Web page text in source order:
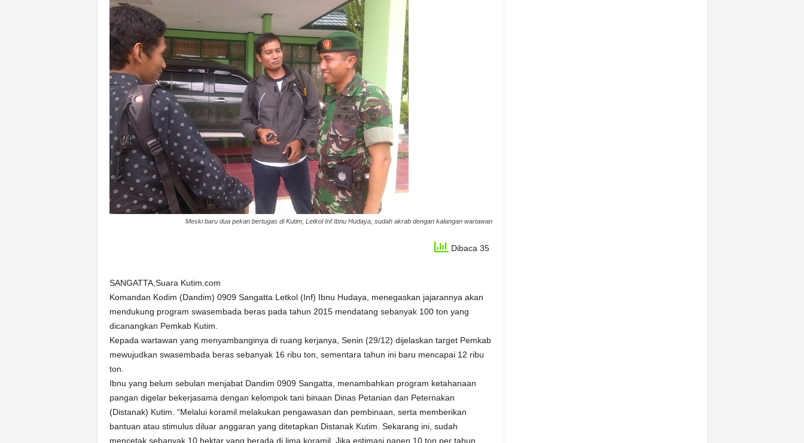
Meski baru dua pekan bertugas di Kutim, Letkol Inf Ibnu Hudaya, sudah akrab dengan kalangan wartawan
Dibaca 35
SANGATTA,Suara Kutim.com
Komandan Kodim (Dandim) 0909 Sangatta Letkol (Inf) Ibnu Hudaya, menegaskan jajarannya akan
mendukung program swasembada beras pada tahun 2015 mendatang sebanyak 100 ton yang
dicanangkan Pemkab Kutim.
Kepada wartawan yang menyambanginya di ruang kerjanya, Senin (29/12) dijelaskan target Pemkab
mewujudkan swasembada beras sebanyak 16 ribu ton, sementara tahun ini baru mencapai 12 ribu
ton.
Ibnu yang belum sebulan menjabat Dandim 0909 Sangatta, menambahkan program ketahanaan
pangan digelar bekerjasama dengan kelompok tani binaan Dinas Petanian dan Peternakan
(Distanak) Kutim. “Melalui koramil melakukan pengawasan dan pembinaan, serta memberikan
bantuan atau stimulus diluar anggaran yang ditetapkan Distanak Kutim. Sekarang ini, sudah
mencetak sebanyak 10 hektar yang berada di lima koramil. Jika estimasi panen 10 ton per tahun